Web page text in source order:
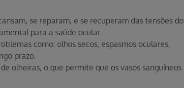
se reparam, e se recuperam das tensões do
para a saúde ocular.
como: olhos secos, espasmos oculares,
prazo.
olheiras, o que permite que os vasos sanguíneos